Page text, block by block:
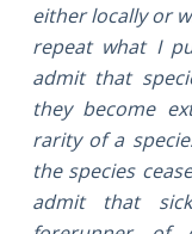
either locally or
repeat what I
admit that
they become
rarity of a
the species
admit that